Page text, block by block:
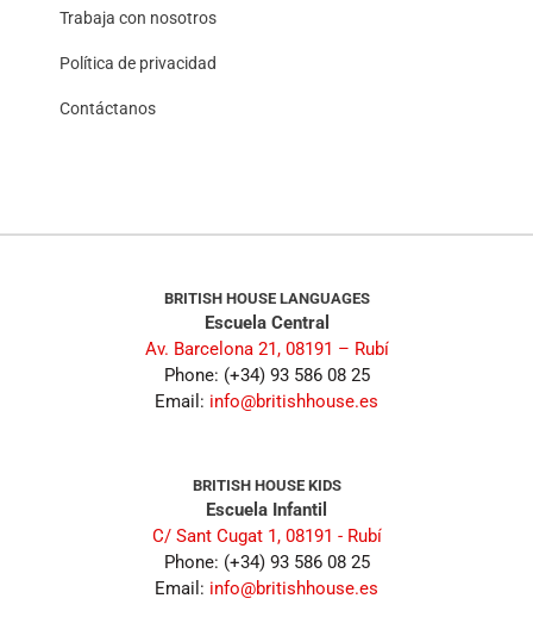
Trabaja con nosotros
Política de privacidad
Contáctanos
BRITISH HOUSE LANGUAGES
Escuela Central
Av. Barcelona 21, 08191 – Rubí
Phone: (+34) 93 586 08 25
Email: info@britishhouse.es
BRITISH HOUSE KIDS
Escuela Infantil
C/ Sant Cugat 1, 08191 - Rubí
Phone: (+34) 93 586 08 25
Email: info@britishhouse.es